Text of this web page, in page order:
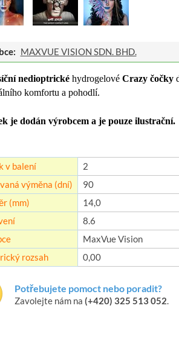
MAXVUE VISION SDN. BHD.
nedioptrickéhydrogelové Crazy čočky
komfortu a pohodlí.
je dodán výrobcem a je pouze ilustrační.
v balení 2
výměna (dní)
90
(mm)
14,0
8.6
MaxVue Vision
rozsah
0,00
Potřebujete pomoct nebo poradit?
Zavolejte nám na (+420) 325 513 052.